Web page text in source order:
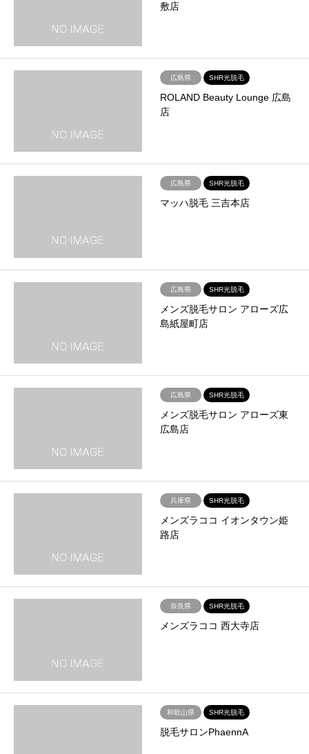
敷店
広島県 SHR光脱毛
ROLAND Beauty Lounge 広島
店
広島県 SHR光脱毛
マッハ脱毛 三吉本店
広島県 SHR光脱毛
メンズ脱毛サロン アローズ広
島紙屋町店
広島県 SHR光脱毛
メンズ脱毛サロン アローズ東
広島店
兵庫県 SHR光脱毛
メンズラココ イオンタウン姫
路店
奈良県 SHR光脱毛
メンズラココ 西大寺店
和歌山県 SHR光脱毛
脱毛サロンPhaennA